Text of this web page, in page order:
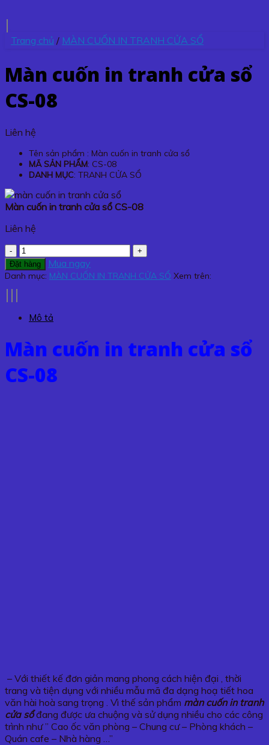
Trang chủ / MÀN CUỐN IN TRANH CỬA SỔ
Màn cuốn in tranh cửa sổ
CS-08
Liên hệ
Tên sản phẩm : Màn cuốn in tranh cửa sổ
MÃ SẢN PHẨM: CS-08
DANH MỤC: TRANH CỬA SỔ
Màn cuốn in tranh cửa sổ CS-08
Liên hệ
Màn
cuốn
in
CS-
số
lượng
Đặt hàng Mua ngay
Danh mục: MÀN CUỐN IN TRANH CỬA SỔ Xem trên:
Mô tả
Màn cuốn in tranh cửa sổ
CS-08
– Với thiết kế đơn giản mang phong cách hiện đại , thời
trang và tiện dụng với nhiều mẫu mã đa dạng hoạ tiết hoa
văn hài hoà sang trọng . Vì thế sản phẩm màn cuốn in tranh
cửa sổđang được ưa chuộng và sử dụng nhiều cho các công
trình như ” Cao ốc văn phòng – Chung cư – Phòng khách –
Quán cafe – Nhà hàng …”